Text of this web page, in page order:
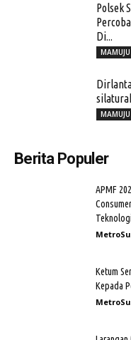
Polsek
Di...
MAMUJU
MAMUJU
Berita Populer
APMF
Ketum
Kepada